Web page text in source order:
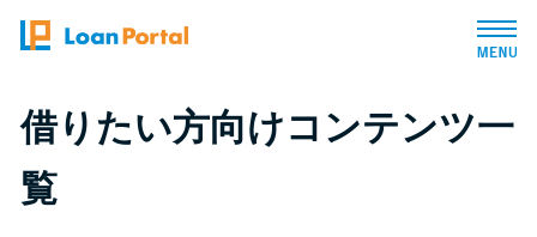
トップページ
借りたい方向けコンテンツ一
覧